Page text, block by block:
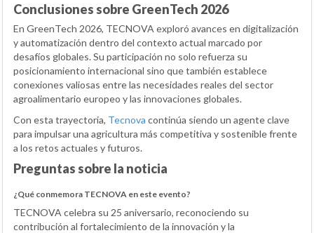
Conclusiones sobre GreenTech 2026
En GreenTech 2026, TECNOVA exploró avances en digitalización
y automatización dentro del contexto actual marcado por
desafíos globales. Su participación no solo refuerza su
posicionamiento internacional sino que también establece
conexiones valiosas entre las necesidades reales del sector
agroalimentario europeo y las innovaciones globales.
Con esta trayectoria, Tecnova continúa siendo un agente clave
para impulsar una agricultura más competitiva y sostenible frente
a los retos actuales y futuros.
Preguntas sobre la noticia
¿Qué conmemora TECNOVA en este evento?
TECNOVA celebra su 25 aniversario, reconociendo su
contribución al fortalecimiento de la innovación y la